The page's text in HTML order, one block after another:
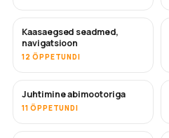
Kaasaegsed seadmed,
navigatsioon
12 ÕPPETUNDI
Juhtimine abimootoriga
11 ÕPPETUNDI